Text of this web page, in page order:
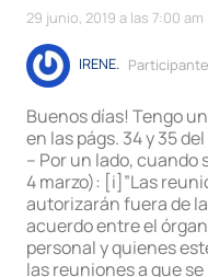
29 junio, 2019 a las 7:00 am
IRENE. Participante
Buenos días! Tengo
en las págs. 34 y 35
– Por un lado, cuando
4 marzo): [i]”Las
autorizarán fuera de
acuerdo entre el
personal y quienes
las reuniones a que